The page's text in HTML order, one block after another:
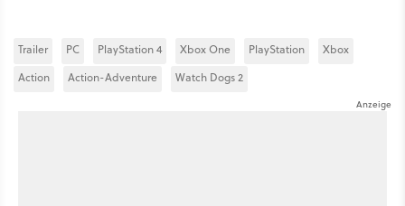
Trailer PC PlayStation 4 Xbox One PlayStation
Xbox
Action
Action-Adventure Watch Dogs 2